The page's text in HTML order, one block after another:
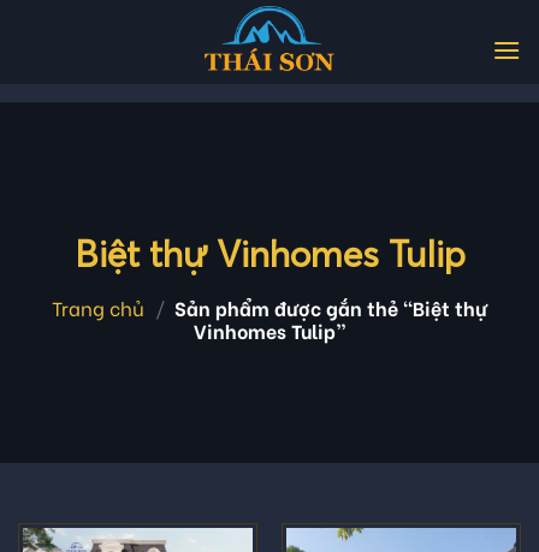
Biệt thự Vinhomes Tulip
Trang chủ / Sản phẩm được gắn thẻ “Biệt thự
Vinhomes Tulip”